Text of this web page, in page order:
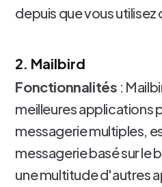
depuis que vous
2. Mailbird
Fonctionnalités :
meilleures applications
messagerie multiples,
messagerie basé sur le
une multitude d'autres